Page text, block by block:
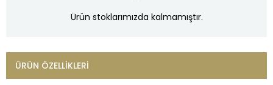
Ürün stoklarımızda kalmamıştır.
ÜRÜN ÖZELLIKLERI